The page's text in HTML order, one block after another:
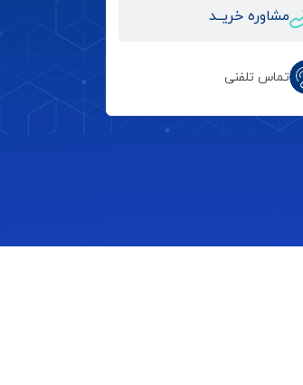
مشاوره خریــد
تماس تلفنی